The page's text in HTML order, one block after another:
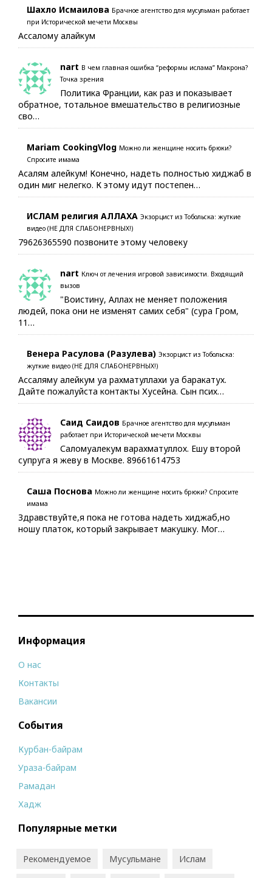
Шахло Исмаилова Брачное агентство для мусульман работает
при Исторической мечети Москвы
Ассалому алайкум
nart В чем главная ошибка “реформы ислама” Макрона?
Точка зрения
Политика Франции, как раз и показывает
обратное, тотальное вмешательство в религиозные
сво…
Mariam CookingVlog Можно ли женщине носить брюки?
Спросите имама
Асалям алейкум! Конечно, надеть полностью хиджаб в
один миг нелегко. К этому идут постепен…
ИСЛАМ религия АЛЛАХА Экзорцист из Тобольска: жуткие
видео (НЕ ДЛЯ СЛАБОНЕРВНЫХ!)
79626365590 позвоните этому человеку
nart Ключ от лечения игровой зависимости. Входящий
вызов
"Воистину, Аллах не меняет положения
людей, пока они не изменят самих себя" (сура Гром,
11…
Венера Расулова (Разулева) Экзорцист из Тобольска:
жуткие видео (НЕ ДЛЯ СЛАБОНЕРВНЫХ!)
Ассаляму алейкум уа рахматуллахи уа баракатух.
Дайте пожалуйста контакты Хусейна. Сын псих…
Саид Саидов Брачное агентство для мусульман
работает при Исторической мечети Москвы
Саломуалекум варахматуллох. Ешу второй
супруга я жеву в Москве. 89661614753
Саша Поснова Можно ли женщине носить брюки? Спросите
имама
Здравствуйте,я пока не готова надеть хиджаб,но
ношу платок, который закрывает макушку. Мог…
Информация
О нас
Контакты
Вакансии
События
Курбан-байрам
Ураза-байрам
Рамадан
Хадж
Популярные метки
Рекомендуемое Мусульмане Ислам